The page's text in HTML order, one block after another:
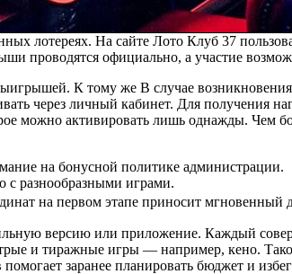
лотереях. На сайте Лото Клуб 37
проводятся официально, а участие
К тому же В случае
через личный кабинет. Для получения
можно активировать лишь однажды. Чем
на бонусной политике администрации.
разнообразными играми.
на первом этапе приносит мгновенный
версию или приложение. Каждый
и тиражные игры — например, кено.
заранее планировать бюджет и